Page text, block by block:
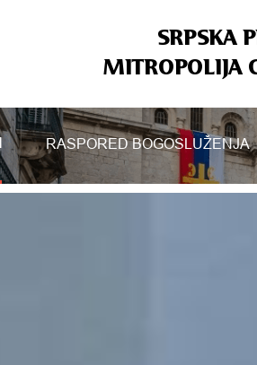
SRPSKA
MITROPOLIJA
RASPORED BOGOSLUŽENJA